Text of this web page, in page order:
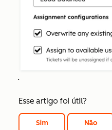
.
Esse artigo foi útil?
Sim Não